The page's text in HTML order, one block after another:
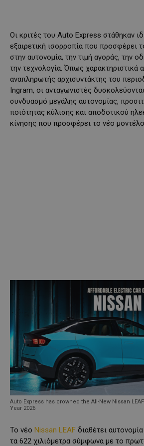
Οι κριτές του Auto Express στάθηκαν
εξαιρετική ισορροπία που προσφέρει
στην αυτονομία, την τιμή αγοράς, την
την τεχνολογία. Όπως χαρακτηριστικά
αναπληρωτής αρχισυντάκτης του
Ingram, οι ανταγωνιστές
συνδυασμό μεγάλης αυτονομίας,
ποιότητας κύλισης και αποδοτικού
κίνησης που προσφέρει το νέο
Auto Express has crowned the All-New Nissan
Year 2026
Το νέο Nissan LEAF διαθέτει
τα 622 χιλιόμετρα σύμφωνα με το